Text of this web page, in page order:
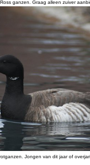
ganzen. Graag alleen zuiver
Jongen van dit jaar of